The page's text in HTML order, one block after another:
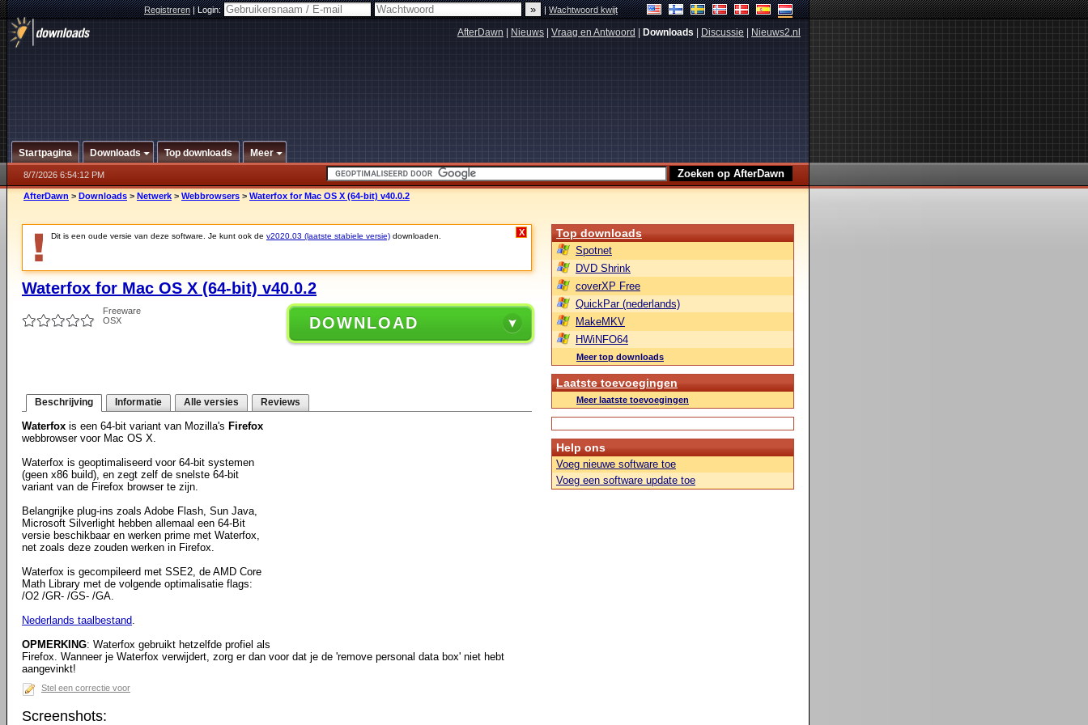
Registreren|Login: |Wachtwoord kwijt
AfterDawn Nieuws Vraag en Antwoord Downloads Discussie Nieuws2.nl
Startpagina Downloads Top downloads Meer
8/7/2026 6:54:12 PM
AfterDawn > Downloads > Netwerk > Webbrowsers > Waterfox for Mac OS X (64-bit) v40.0.2
Dit is een oude versie van deze software. Je kunt ook de v2020.03 (laatste stabiele versie) downloaden. X
Waterfox for Mac OS X (64-bit) v40.0.2
Freeware
OSX
DOWNLOAD
Beschrijving Informatie Alle versies Reviews
Waterfox is een 64-bit variant van Mozilla's Firefox
webbrowser voor Mac OS X.
Waterfox is geoptimaliseerd voor 64-bit systemen
(geen x86 build), en zegt zelf de snelste 64-bit
variant van de Firefox browser te zijn.
Belangrijke plug-ins zoals Adobe Flash, Sun Java,
Microsoft Silverlight hebben allemaal een 64-Bit
versie beschikbaar en werken prime met Waterfox,
net zoals deze zouden werken in Firefox.
Waterfox is gecompileerd met SSE2, de AMD Core
Math Library met de volgende optimalisatie flags:
/O2 /GR- /GS- /GA.
Nederlands taalbestand.
OPMERKING: Waterfox gebruikt hetzelfde profiel als
Firefox. Wanneer je Waterfox verwijdert, zorg er dan voor dat je de 'remove personal data box' niet hebt
aangevinkt!
Stel een correctie voor
Screenshots:
Top downloads
Spotnet
DVD Shrink
coverXP Free
QuickPar (nederlands)
MakeMKV
HWiNFO64
Meer top downloads
Laatste toevoegingen
Meer laatste toevoegingen
Help ons
Voeg nieuwe software toe
Voeg een software update toe